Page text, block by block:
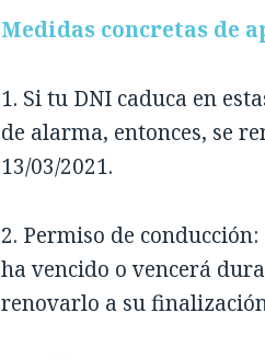
Medidas concretas de
1. Si tu DNI caduca en
de alarma, entonces, se
13/03/2021.
2. Permiso de
ha vencido o vencerá
renovarlo a su